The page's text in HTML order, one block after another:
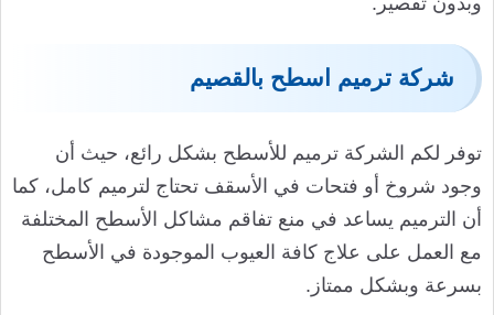
شركة ترميم اسطح بالقصيم
توفر لكم الشركة ترميم للأسطح بشكل رائع، حيث أن
وجود شروخ أو فتحات في الأسقف تحتاج لترميم كامل، كما
أن الترميم يساعد في منع تفاقم مشاكل الأسطح المختلفة
مع العمل على علاج كافة العيوب الموجودة في الأسطح
بسرعة وبشكل ممتاز.